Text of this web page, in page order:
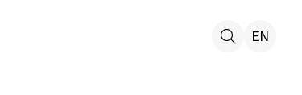
EN